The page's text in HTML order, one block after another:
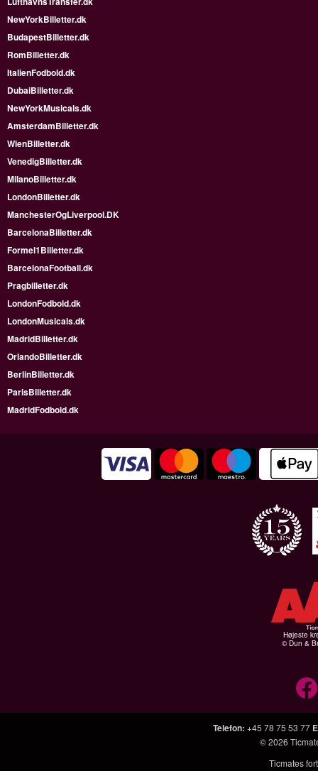
NewYorkBilletter.dk
BudapestBilletter.dk
RomBilletter.dk
ItalienFodbold.dk
DubaiBilletter.dk
NewYorkMusicals.dk
AmsterdamBilletter.dk
WienBilletter.dk
VenedigBilletter.dk
MilanoBilletter.dk
LondonBilletter.dk
ManchesterOgLiverpool.DK
BarcelonaBilletter.dk
Formel1Billetter.dk
BarcelonaFootball.dk
Pragbilletter.dk
LondonFodbold.dk
LondonMusicals.dk
MadridBilletter.dk
OrlandoBilletter.dk
BerlinBilletter.dk
ParisBilletter.dk
MadridFodbold.dk
Højeste
© Dun &
Telefon: +45 78 75 53 77
© 2026
Ticmates